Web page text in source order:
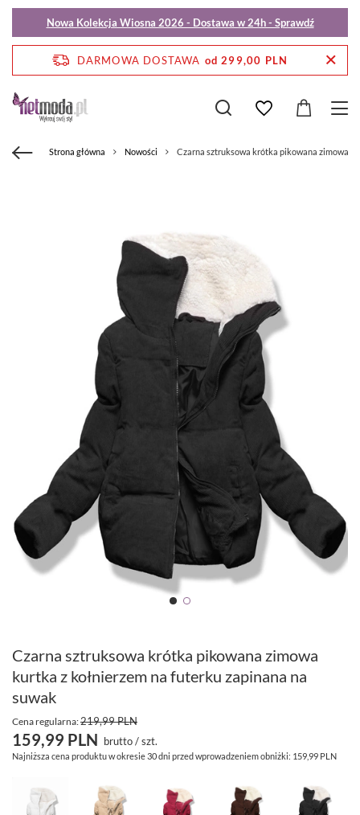
Nowa Kolekcja Wiosna 2026 - Dostawa w 24h - Sprawdź
DARMOWA DOSTAWA od 299,00 PLN
Strona główna Nowości Czarna sztruksowa krótka pikowana zimowa
Czarna sztruksowa krótka pikowana zimowa
kurtka z kołnierzem na futerku zapinana na
suwak
Cena regularna:219,99 PLN
159,99 PLN brutto/szt.
Najniższa cena produktu w okresie 30 dni przed wprowadzeniem obniżki: 159,99 PLN